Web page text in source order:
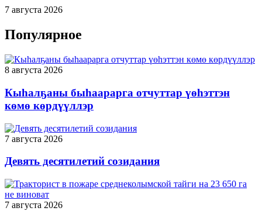
7 августа 2026
Популярное
8 августа 2026
Кыһалҕаны быһаарарга отчуттар үөһэттэн
көмө көрдүүллэр
7 августа 2026
Девять десятилетий созидания
7 августа 2026